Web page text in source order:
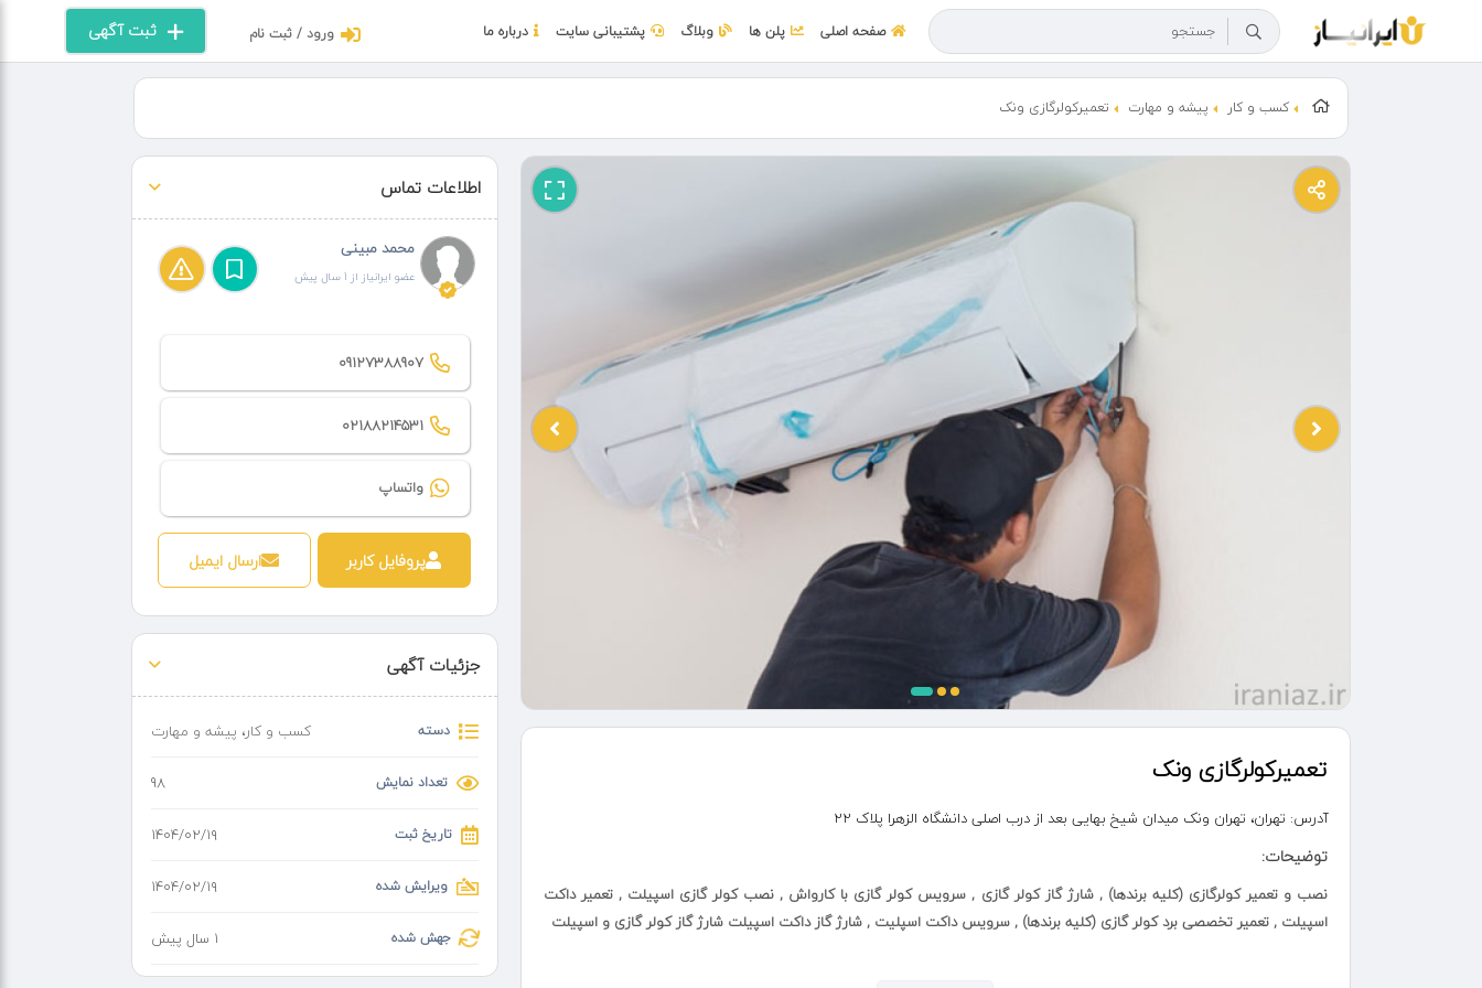
ثبت آگهی ورود / ثبت نام صفحه اصلی پلن ها وبلاگ پشتیبانی سایت درباره ما
کسب و کار پیشه و مهارت تعمیرکولرگازی ونک
تعمیرکولرگازی ونک
آدرس: تهران، تهران ونک میدان شیخ بهایی بعد از درب اصلی دانشگاه الزهرا پلاک 22
توضیحات:
نصب و تعمیر کولرگازی (کلیه برندها) , شارژ گاز کولر گازی , سرویس کولر گازی با کارواش , نصب کولر گازی اسپیلت , تعمیر داکت
اسپیلت , تعمیر تخصصی برد کولر گازی (کلیه برندها) , سرویس داکت اسپلیت , شارژ گاز داکت اسپیلت شارژ گاز کولر گازی و اسپیلت
اطلاعات تماس
محمد مبینی
عضو ایرانیاز از 1 سال پیش
09127388907
02188214531
واتساپ
پروفایل کاربر ارسال ایمیل
جزئیات آگهی
دسته کسب و کار، پیشه و مهارت
تعداد نمایش 98
تاریخ ثبت ۱۴۰۴/۰۲/۱۹
ویرایش شده ۱۴۰۴/۰۲/۱۹
جهش شده 1 سال پیش